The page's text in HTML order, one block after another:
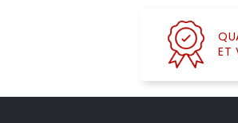
ET